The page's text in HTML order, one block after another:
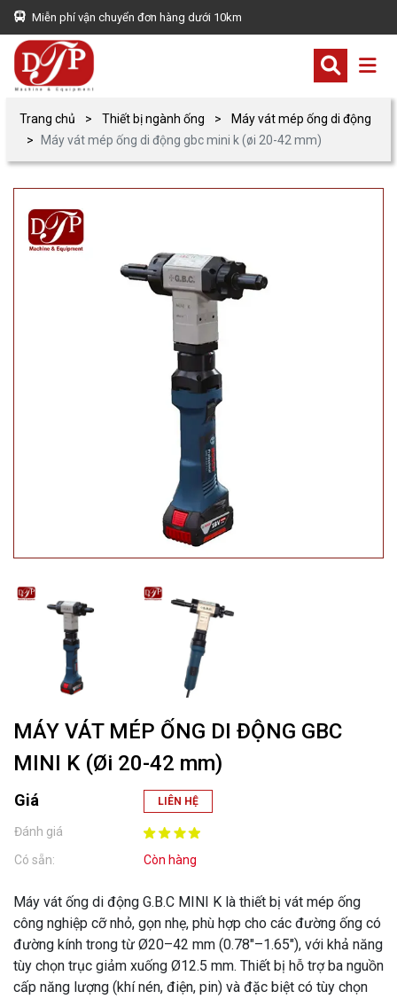
Miễn phí vận chuyển đơn hàng dưới 10km
Trang chủ Thiết bị ngành ống
Máy vát mép ống di động
Máy vát mép ống di động gbc mini k (øi 20-42 mm)
MÁY VÁT MÉP ỐNG DI ĐỘNG GBC
MINI K (Øi 20-42 mm)
Giá LIÊN HỆ
Đánh giá
Có sẵn:
Còn hàng
Máy vát ống di động G.B.C MINI K là thiết bị vát mép ống
công nghiệp cỡ nhỏ, gọn nhẹ, phù hợp cho các đường ống có
đường kính trong từ Ø20–42 mm (0.78"–1.65"), với khả năng
tùy chọn trục giảm xuống Ø12.5 mm. Thiết bị hỗ trợ ba nguồn
cấp năng lượng (khí nén, điện, pin) và đặc biệt có tùy chọn